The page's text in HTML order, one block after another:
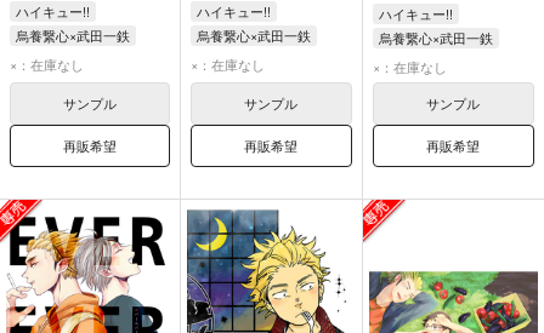
ハイキュー!!
烏養繋心×武田一鉄
烏養繋心
×：在庫なし
サンプル
再販希望
ハイキュー!!
烏養繋心×武田一鉄
烏養繋心
×：在庫なし
サンプル
再販希望
ハイキュー!!
烏養繋心×武田一鉄
烏養繋心
×：在庫なし
サンプル
再販希望